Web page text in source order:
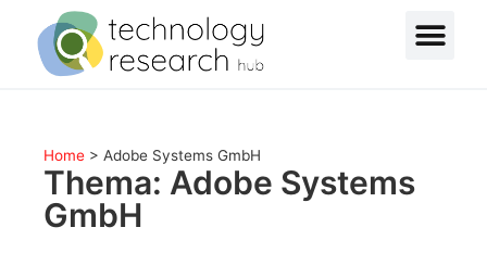
Home > Adobe Systems GmbH
Thema: Adobe Systems
GmbH